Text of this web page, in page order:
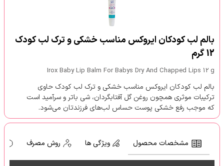
بالم لب کودکان ایروکس مناسب خشکی و ترک لب کودک
12 گرم
Irox Baby Lip Balm For Babys Dry And Chapped Lips 12 g
بالم لب کودکان ایروکس مناسب خشکی و ترک لب کودک حاوی
ترکیبات موثری همچون روغن گل آفتابگردان، شی باتر و سرآمید است
که موجب رفع خشکی پوست حساس لب‌های فرزندتان می‌شود.
مشخصات محصول ویژگی ها روش مصرف